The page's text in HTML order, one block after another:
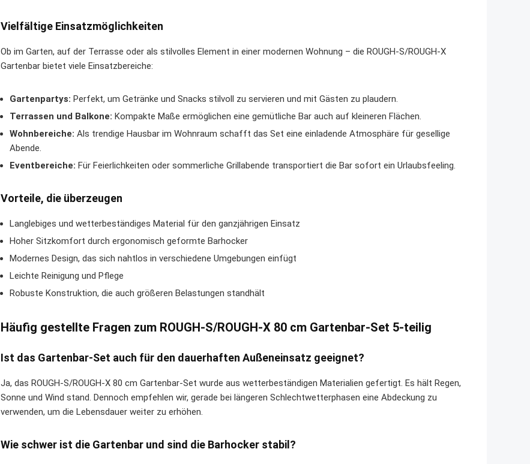
Vielfältige Einsatzmöglichkeiten
Ob im Garten, auf der Terrasse oder als stilvolles Element in einer modernen Wohnung – die ROUGH-S/ROUGH-X
Gartenbar bietet viele Einsatzbereiche:
Gartenpartys: Perfekt, um Getränke und Snacks stilvoll zu servieren und mit Gästen zu plaudern.
Terrassen und Balkone: Kompakte Maße ermöglichen eine gemütliche Bar auch auf kleineren Flächen.
Wohnbereiche: Als trendige Hausbar im Wohnraum schafft das Set eine einladende Atmosphäre für gesellige
Abende.
Eventbereiche: Für Feierlichkeiten oder sommerliche Grillabende transportiert die Bar sofort ein Urlaubsfeeling.
Vorteile, die überzeugen
Langlebiges und wetterbeständiges Material für den ganzjährigen Einsatz
Hoher Sitzkomfort durch ergonomisch geformte Barhocker
Modernes Design, das sich nahtlos in verschiedene Umgebungen einfügt
Leichte Reinigung und Pflege
Robuste Konstruktion, die auch größeren Belastungen standhält
Häufig gestellte Fragen zum ROUGH-S/ROUGH-X 80 cm Gartenbar-Set 5-teilig
Ist das Gartenbar-Set auch für den dauerhaften Außeneinsatz geeignet?
Ja, das ROUGH-S/ROUGH-X 80 cm Gartenbar-Set wurde aus wetterbeständigen Materialien gefertigt. Es hält Regen,
Sonne und Wind stand. Dennoch empfehlen wir, gerade bei längeren Schlechtwetterphasen eine Abdeckung zu
verwenden, um die Lebensdauer weiter zu erhöhen.
Wie schwer ist die Gartenbar und sind die Barhocker stabil?